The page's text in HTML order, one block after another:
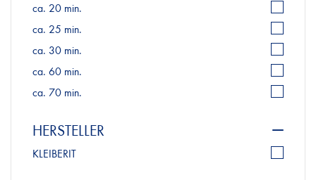
ca. 20 min.
ca. 25 min.
ca. 30 min.
ca. 60 min.
ca. 70 min.
HERSTELLER
KLEIBERIT